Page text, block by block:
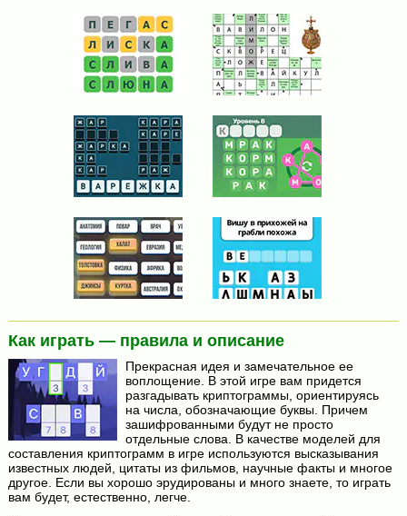
Как играть — правила и описание
Прекрасная идея и замечательное ее
воплощение. В этой игре вам придется
разгадывать криптограммы, ориентируясь
на числа, обозначающие буквы. Причем
зашифрованными будут не просто
отдельные слова. В качестве моделей для
составления криптограмм в игре используются высказывания
известных людей, цитаты из фильмов, научные факты и многое
другое. Если вы хорошо эрудированы и много знаете, то играть
вам будет, естественно, легче.